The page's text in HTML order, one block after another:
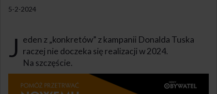
5-2-2024
J eden z „konkretów” z kampanii Donalda Tuska
raczej nie doczeka się realizacji w 2024.
Na szczęście.